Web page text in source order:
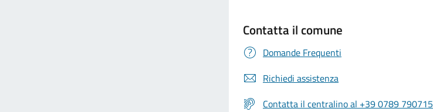
Contatta il comune
Domande Frequenti
Richiedi assistenza
Contatta il centralino al +39 0789 790715